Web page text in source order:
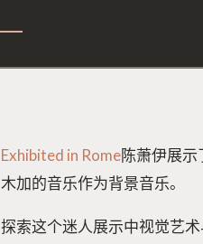
Exhibited in Rome陈萧伊展示
木加的音乐作为背景音乐。
探索这个迷人展示中视觉艺